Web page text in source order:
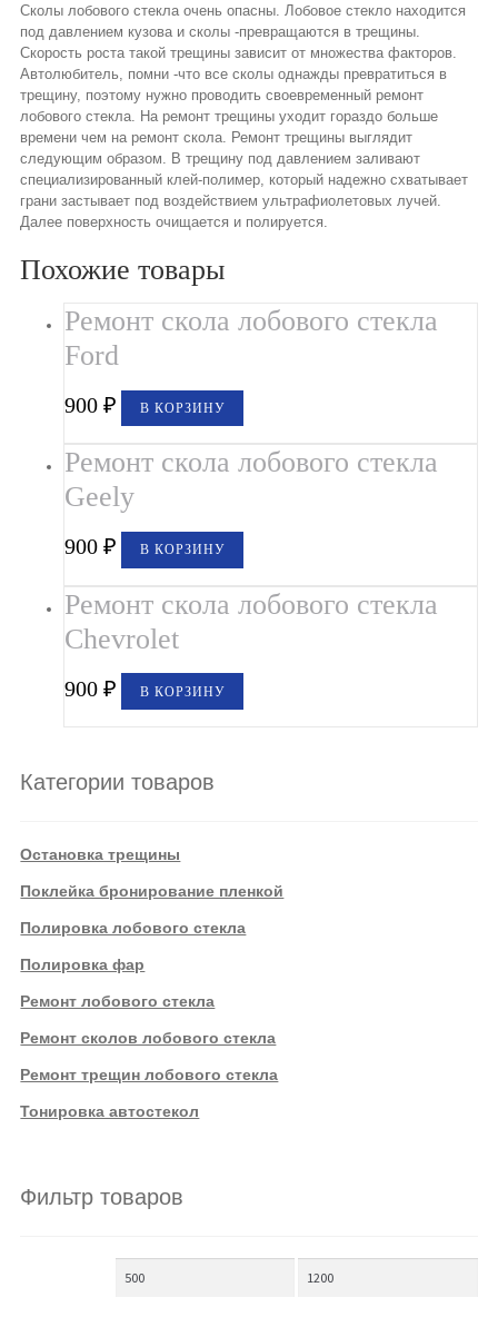
Сколы лобового стекла очень опасны. Лобовое стекло находится
под давлением кузова и сколы -превращаются в трещины.
Скорость роста такой трещины зависит от множества факторов.
Автолюбитель, помни -что все сколы однажды превратиться в
трещину, поэтому нужно проводить своевременный ремонт
лобового стекла. На ремонт трещины уходит гораздо больше
времени чем на ремонт скола. Ремонт трещины выглядит
следующим образом. В трещину под давлением заливают
специализированный клей-полимер, который надежно схватывает
грани застывает под воздействием ультрафиолетовых лучей.
Далее поверхность очищается и полируется.
Похожие товары
Ремонт скола лобового стекла
Ford
900₽ В КОРЗИНУ
Ремонт скола лобового стекла
Geely
900₽ В КОРЗИНУ
Ремонт скола лобового стекла
Chevrolet
900₽ В КОРЗИНУ
Категории товаров
Остановка трещины
Поклейка бронирование пленкой
Полировка лобового стекла
Полировка фар
Ремонт лобового стекла
Ремонт сколов лобового стекла
Ремонт трещин лобового стекла
Тонировка автостекол
Фильтр товаров